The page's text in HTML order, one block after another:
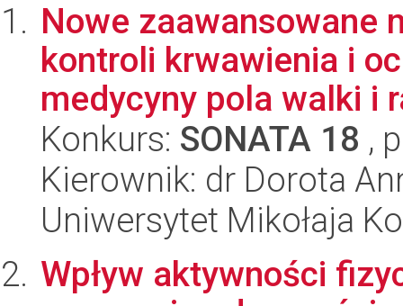
Nowe zaawansowane
kontroli krwawienia i
medycyny pola walki i
Konkurs: SONATA 18 ,
Kierownik: dr Dorota
Uniwersytet Mikołaja
Wpływ aktywności